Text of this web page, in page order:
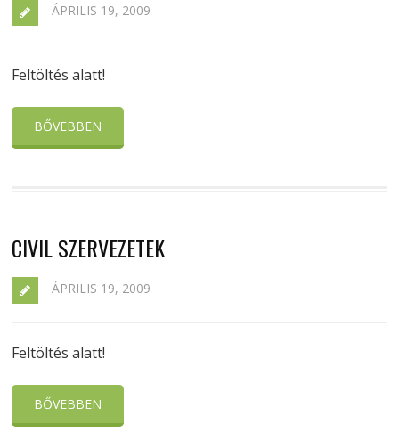
ÁPRILIS 19, 2009
Feltöltés alatt!
BŐVEBBEN
CIVIL SZERVEZETEK
ÁPRILIS 19, 2009
Feltöltés alatt!
BŐVEBBEN